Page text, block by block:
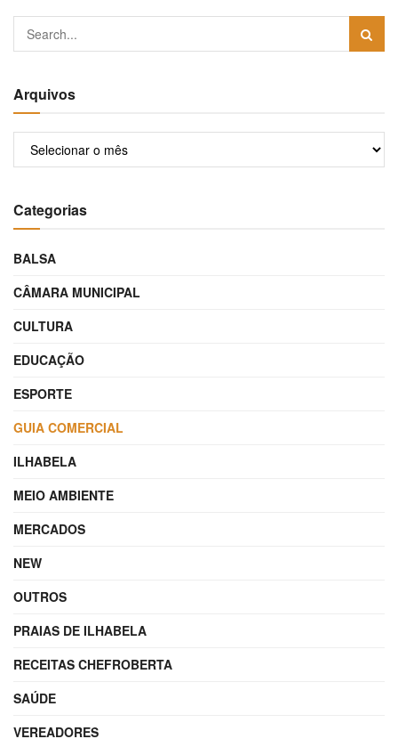
Arquivos
Arquivos
Categorias
BALSA
CÂMARA MUNICIPAL
CULTURA
EDUCAÇÃO
ESPORTE
GUIA COMERCIAL
ILHABELA
MEIO AMBIENTE
MERCADOS
NEW
OUTROS
PRAIAS DE ILHABELA
RECEITAS CHEFROBERTA
SAÚDE
VEREADORES